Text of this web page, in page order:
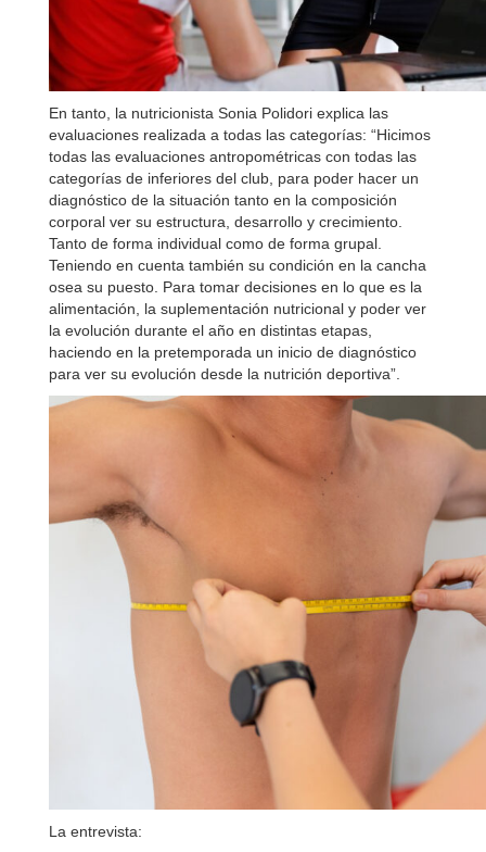
En tanto, la nutricionista Sonia Polidori explica las
evaluaciones realizada a todas las categorías: “Hicimos
todas las evaluaciones antropométricas con todas las
categorías de inferiores del club, para poder hacer un
diagnóstico de la situación tanto en la composición
corporal ver su estructura, desarrollo y crecimiento.
Tanto de forma individual como de forma grupal.
Teniendo en cuenta también su condición en la cancha
osea su puesto. Para tomar decisiones en lo que es la
alimentación, la suplementación nutricional y poder ver
la evolución durante el año en distintas etapas,
haciendo en la pretemporada un inicio de diagnóstico
para ver su evolución desde la nutrición deportiva”.
La entrevista: